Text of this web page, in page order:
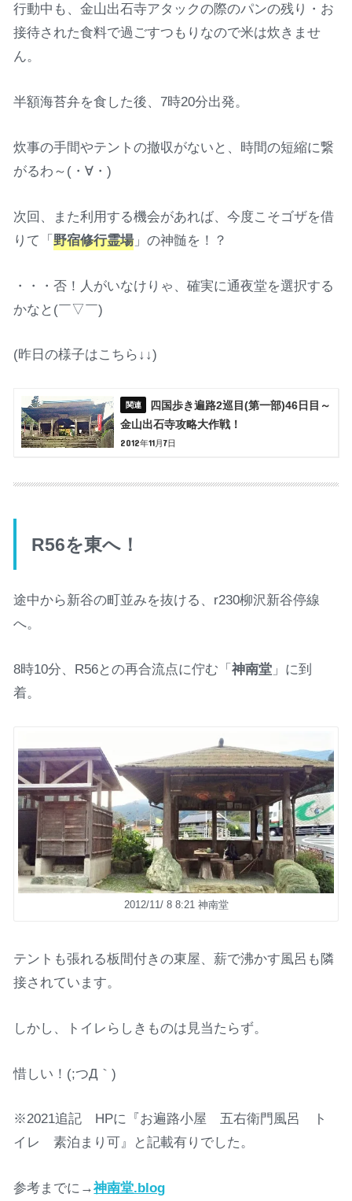
行動中も、金山出石寺アタックの際のパンの残り・お
接待された食料で過ごすつもりなので米は炊きませ
ん。
半額海苔弁を食した後、7時20分出発。
炊事の手間やテントの撤収がないと、時間の短縮に繋
がるわ～(・∀・)
次回、また利用する機会があれば、今度こそゴザを借
りて「野宿修行霊場」の神髄を！？
・・・否！人がいなけりゃ、確実に通夜堂を選択する
かなと(￣▽￣)
(昨日の様子はこちら↓↓)
四国歩き遍路2巡目(第一部)46日目～
金山出石寺攻略大作戦！
2012年11月7日
R56を東へ！
途中から新谷の町並みを抜ける、r230柳沢新谷停線
へ。
8時10分、R56との再合流点に佇む「神南堂 」に到
着。
2012/11/ 8 8:21 神南堂
テントも張れる板間付きの東屋、薪で沸かす風呂も隣
接されています。
しかし、トイレらしきものは見当たらず。
惜しい！(;つД｀)
※2021追記 HPに『お遍路小屋 五右衛門風呂 ト
イレ 素泊まり可』と記載有りでした。
参考までに→神南堂.blog